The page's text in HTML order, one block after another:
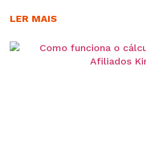
“O cliente, quando chega,
ele”, explica Nori Carneiro,
primeira empresa em
LER MAIS